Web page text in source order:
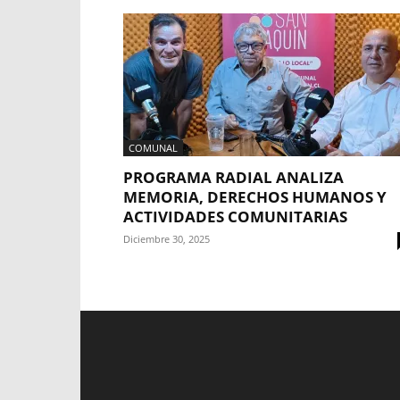
COMUNAL
PROGRAMA RADIAL ANALIZA
MEMORIA, DERECHOS HUMANOS Y
ACTIVIDADES COMUNITARIAS
Diciembre 30, 2025